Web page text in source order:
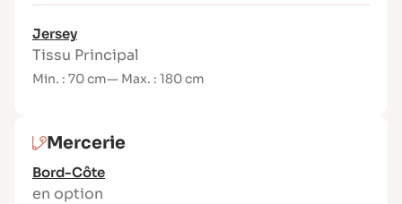
Jersey
Tissu Principal
Min. : 70 cm— Max. : 180 cm
Mercerie
Bord-Côte
en option